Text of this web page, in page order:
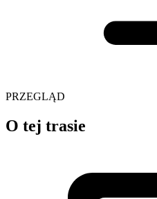
PRZEGLĄD
O tej trasie